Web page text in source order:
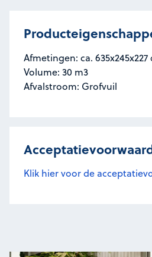
Afmetingen: ca. 635x245x227
Volume: 30 m3
Afvalstroom: Grofvuil
Klik hier voor de